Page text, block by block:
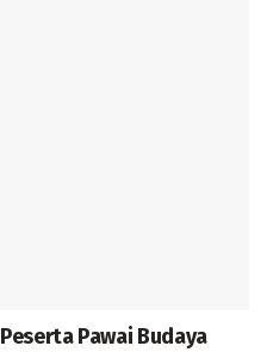
Pawai Budaya